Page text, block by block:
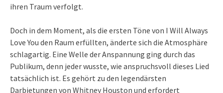
ihren Traum verfolgt.
Doch in dem Moment, als die ersten Töne von I Will Always
Love You den Raum erfüllten, änderte sich die Atmosphäre
schlagartig. Eine Welle der Anspannung ging durch das
Publikum, denn jeder wusste, wie anspruchsvoll dieses Lied
tatsächlich ist. Es gehört zu den legendärsten
Darbietungen von Whitney Houston und erfordert